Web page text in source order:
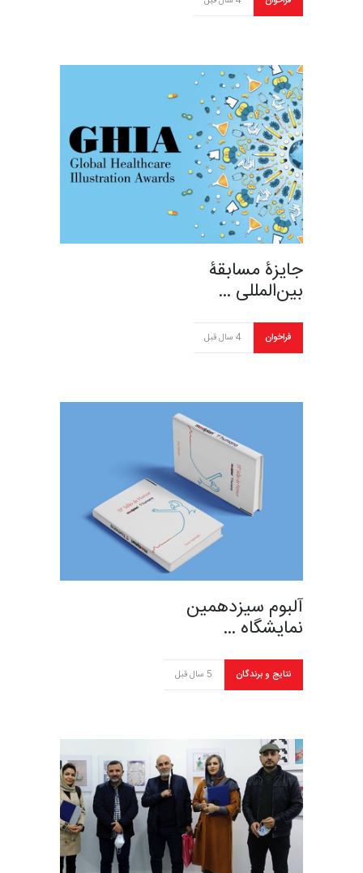
جایزۀ مسابقۀ
بین‌المللی …
فراخوان 4 سال قبل
آلبوم سیزدهمین
نمایشگاه …
نتایج و برندگان 5 سال قبل